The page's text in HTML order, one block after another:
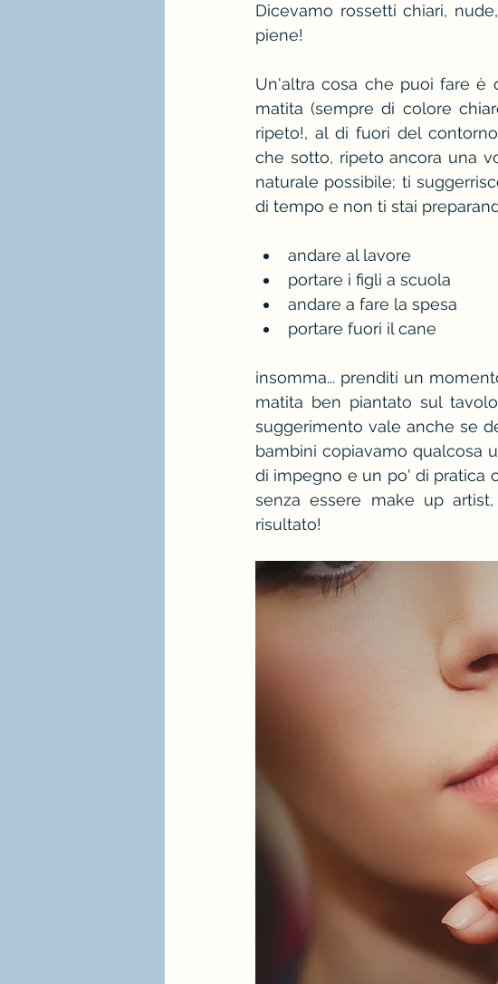
Dicevamo rossetti chiari,
piene!
Un'altra cosa che puoi fare è
matita (sempre di colore
ripeto!, al di fuori del
che sotto, ripeto ancora una
naturale possibile; ti
di tempo e non ti stai
andare al lavore
portare i figli a scuola
andare a fare la spesa
portare fuori il cane
insomma... prenditi un
matita ben piantato sul
suggerimento vale anche se
bambini copiavamo qualcosa
di impegno e un po' di pratica
senza essere make up
risultato!